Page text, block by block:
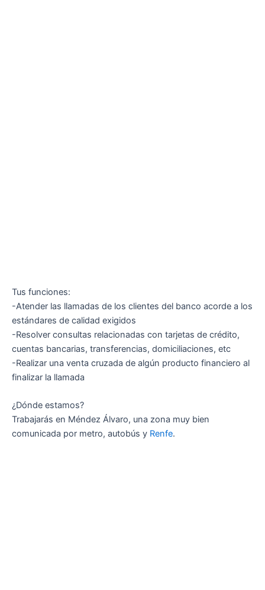
Tus funciones:
-Atender las llamadas de los clientes del banco acorde a los
estándares de calidad exigidos
-Resolver consultas relacionadas con tarjetas de crédito,
cuentas bancarias, transferencias, domiciliaciones, etc
-Realizar una venta cruzada de algún producto financiero al
finalizar la llamada
¿Dónde estamos?
Trabajarás en Méndez Álvaro, una zona muy bien
comunicada por metro, autobús y Renfe.